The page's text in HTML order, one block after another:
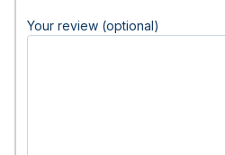
Your review (optional)